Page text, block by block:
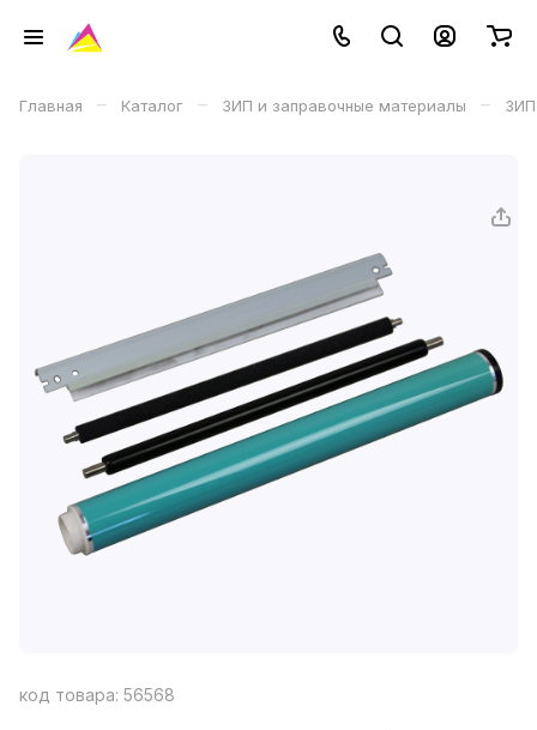
Главная – Каталог – ЗИП и заправочные материалы – ЗИП
код товара: 56568